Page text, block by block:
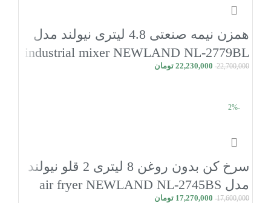
همزن نیمه صنعتی 4.8 لیتری نیولند مدل
industrial mixer NEWLAND NL-2779BL
22,700,000
22,230,000 تومان
-2%
سرخ کن بدون روغن 8 لیتری 2 قلو نیولند
مدل air fryer NEWLAND NL-2745BS
17,600,000
17,270,000 تومان